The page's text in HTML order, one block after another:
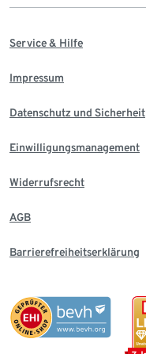
Service & Hilfe
Impressum
Datenschutz und Sicherheit
Einwilligungsmanagement
Widerrufsrecht
AGB
Barrierefreiheitserklärung